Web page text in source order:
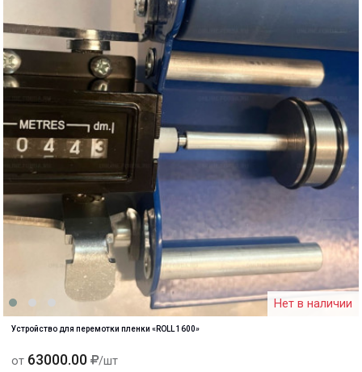
Нет в наличии
Устройство для перемотки пленки «ROLL 1600»
от 63000.00 /шт